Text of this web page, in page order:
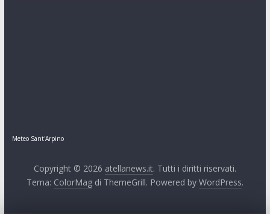
Meteo Sant'Arpino
Copyright © 2026 atellanews.it. Tutti i diritti riservati.
Tema: ColorMagdi ThemeGrill. Powered by WordPress.